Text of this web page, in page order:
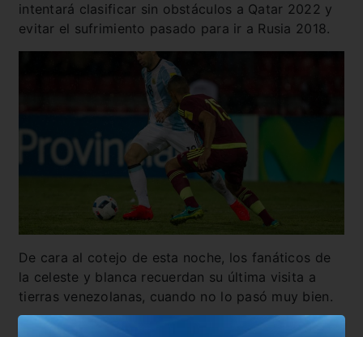
intentará clasificar sin obstáculos a Qatar 2022 y
evitar el sufrimiento pasado para ir a Rusia 2018.
De cara al cotejo de esta noche, los fanáticos de
la celeste y blanca recuerdan su última visita a
tierras venezolanas, cuando no lo pasó muy bien.
Fue el 6 de septiembre de 2016 y aquella noche